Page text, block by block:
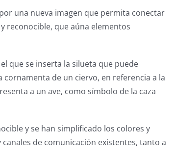
una nueva imagen que permita conectar
reconocible, que aúna elementos
que se inserta la silueta que puede
de un ciervo, en referencia a la
a un ave, como símbolo de la caza
y se han simplificado los colores y
de comunicación existentes, tanto a